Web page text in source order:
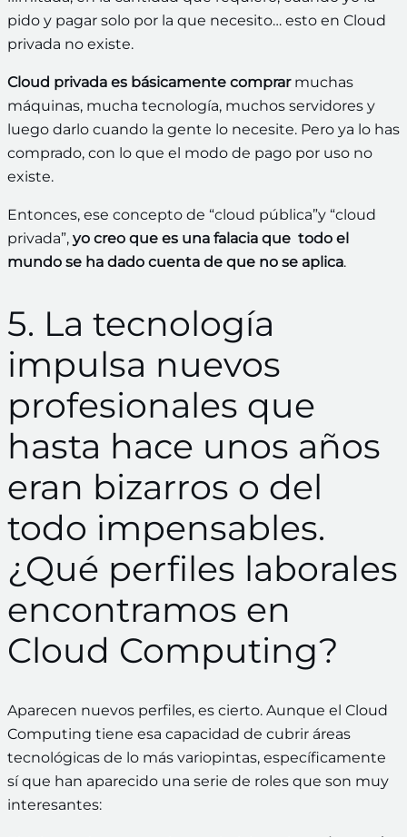
pido y pagar solo por la que necesito… esto en Cloud
privada no existe.
Cloud privada es básicamente comprarmuchas
máquinas, mucha tecnología, muchos servidores y
luego darlo cuando la gente lo necesite. Pero ya lo has
comprado, con lo que el modo de pago por uso no
existe.
Entonces, ese concepto de “cloud pública”y “cloud
privada”, yo creo que es una falacia que todo el
mundo se ha dado cuenta de que no se aplica.
5. La tecnología
impulsa nuevos
profesionales que
hasta hace unos años
eran bizarros o del
todo impensables.
¿Qué perfiles laborales
encontramos en
Cloud Computing?
Aparecen nuevos perfiles, es cierto. Aunque el Cloud
Computing tiene esa capacidad de cubrir áreas
tecnológicas de lo más variopintas, específicamente
sí que han aparecido una serie de roles que son muy
interesantes: